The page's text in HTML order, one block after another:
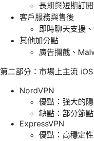
長期與短期訂
客戶服務與售後
即時聊天支援
其他加分點
廣告攔截、
第二部分：市場上主流
NordVPN
優點：強大的
缺點：部分節
ExpressVPN
優點：高穩定